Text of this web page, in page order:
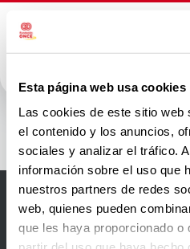
Esta página web usa cookies
Las cookies de este sitio web
el contenido y los anuncios,
sociales y analizar el tráfico.
información sobre el uso que
nuestros partners de redes
web, quienes pueden
que les haya proporcionado o